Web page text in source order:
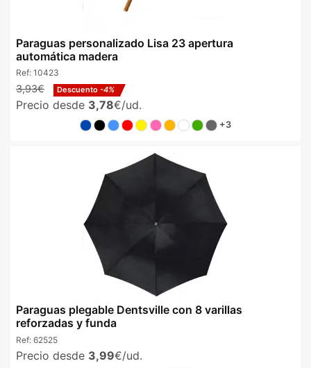
Paraguas personalizado Lisa 23 apertura
automática madera
Ref: 10423
3,93€ Descuento -4%
Precio desde 3,78€/ud.
+3
Paraguas plegable Dentsville con 8 varillas
reforzadas y funda
Ref: 62525
Precio desde 3,99€/ud.